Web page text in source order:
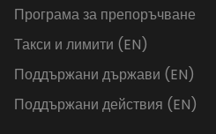
Програма за препоръчване
Такси и лимити (EN)
Поддържани държави (EN)
Поддържани действия (EN)